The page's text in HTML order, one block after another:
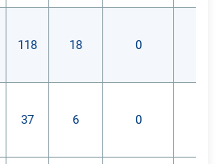
118 18 0
37 6 0